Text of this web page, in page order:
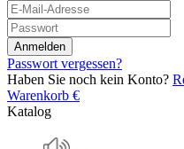
Passwort vergessen?
Haben Sie noch kein Konto?
Warenkorb €
Katalog